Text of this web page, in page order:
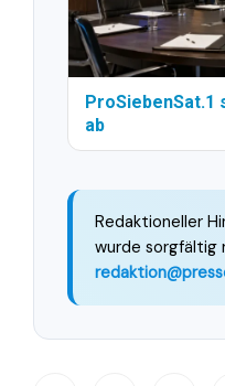
ab
Redaktioneller
wurde sorgfältig